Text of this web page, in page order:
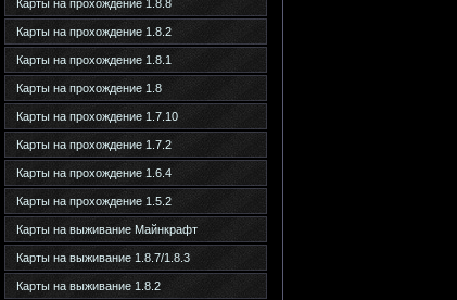
Карты на прохождение 1.8.8
Карты на прохождение 1.8.2
Карты на прохождение 1.8.1
Карты на прохождение 1.8
Карты на прохождение 1.7.10
Карты на прохождение 1.7.2
Карты на прохождение 1.6.4
Карты на прохождение 1.5.2
Карты на выживание Майнкрафт
Карты на выживание 1.8.7/1.8.3
Карты на выживание 1.8.2